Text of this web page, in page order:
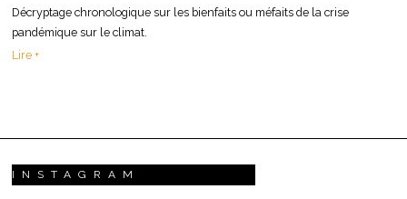
Décryptage chronologique sur les bienfaits ou méfaits de la crise
pandémique sur le climat.
Lire +
INSTAGRAM